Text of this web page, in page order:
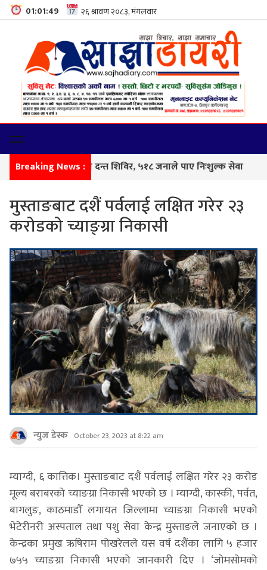
01:01:50
Breaking News :
सहकार्यमा दन्त शिविर, ५१८ जनाले पाए निःशुल्क सेवा
मुस्ताङबाट दशैं पर्वलाई लक्षित गरेर २३
करोडको च्याङ्ग्रा निकासी
न्युज डेस्क October 23, 2023 at 8:22 am
म्याग्दी, ६ कात्तिक। मुस्ताङबाट दशैं पर्वलाई लक्षित गरेर २३ करोड
मूल्य बराबरको च्याङग्रा निकासी भएको छ । म्याग्दी, कास्की, पर्वत,
बागलुङ, काठमाडौँ लगायत जिल्लामा च्याङग्रा निकासी भएको
भेटेरीनरी अस्पताल तथा पशु सेवा केन्द्र मुस्ताङले जनाएको छ ।
केन्द्रका प्रमुख ऋषिराम पोखरेलले यस वर्ष दशैंका लागि ५ हजार
७५५ च्याङग्रा निकासी भएको जानकारी दिए । ‘जोमसोमको